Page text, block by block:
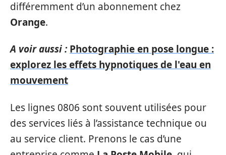
différemment d’un abonnement chez
Orange.
A voir aussi : Photographie en pose longue :
explorez les effets hypnotiques de l'eau en
mouvement
Les lignes 0806 sont souvent utilisées pour
des services liés à l’assistance technique ou
au service client. Prenons le cas d’une